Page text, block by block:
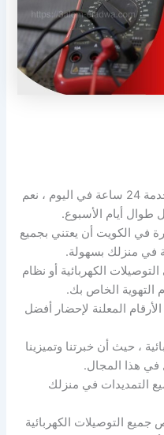
خدمة 24 ساعة في اليوم ، نعم
في الكويت أن يعتني بجميع
في منزلك بسهولة.
الكهربائية أو نظام
التهوية الخاص بك.
المعلنة لإحضار أفضل
، حيث أن خبرتنا وتميزينا
في هذا المجال.
التمديدات في منزلك
التوصيلات الكهربائية